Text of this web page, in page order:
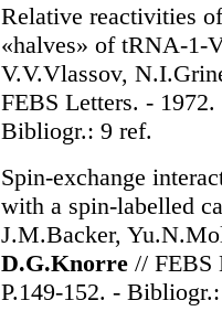
Relative reactivities
«halves» of tRNA-1-
V.V.Vlassov,
FEBS Letters. -
Bibliogr.: 9 ref.
Spin-exchange
with a spin-labelled
J.M.Backer,
D.G.Knorre // FEBS
P.149-152. -